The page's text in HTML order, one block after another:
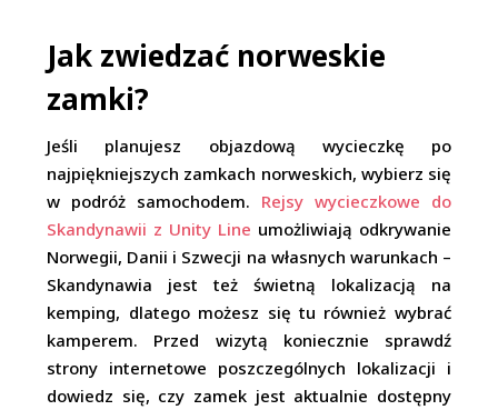
Jak zwiedzać norweskie
zamki?
Jeśli planujesz objazdową wycieczkę po
najpiękniejszych zamkach norweskich, wybierz się
w podróż samochodem. Rejsy wycieczkowe do
Skandynawii z Unity Line umożliwiają odkrywanie
Norwegii, Danii i Szwecji na własnych warunkach –
Skandynawia jest też świetną lokalizacją na
kemping, dlatego możesz się tu również wybrać
kamperem. Przed wizytą koniecznie sprawdź
strony internetowe poszczególnych lokalizacji i
dowiedz się, czy zamek jest aktualnie dostępny